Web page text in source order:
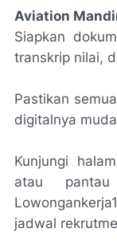
Aviation
Siapkan
transkrip nilai,
Pastikan
digitalnya
Kunjungi
atau
jadwal